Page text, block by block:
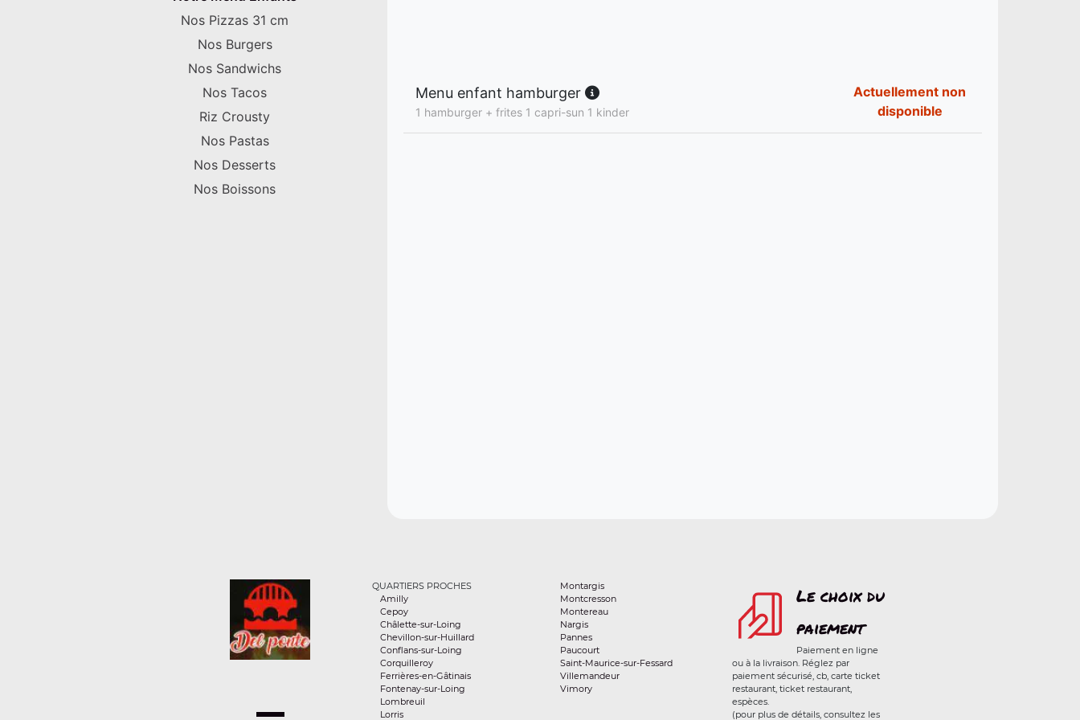
Nos Pizzas 31 cm
Nos Burgers
Nos Sandwichs
Nos Tacos
Riz Crousty
Nos Pastas
Nos Desserts
Nos Boissons
Menu enfant hamburger
1 hamburger + frites 1 capri-sun 1 kinder
Actuellement non
disponible
QUARTIERS PROCHES
Amilly
Cepoy
Châlette-sur-Loing
Chevillon-sur-Huillard
Conflans-sur-Loing
Corquilleroy
Ferrières-en-Gâtinais
Fontenay-sur-Loing
Lombreuil
Lorris
Montargis
Montcresson
Montereau
Nargis
Pannes
Paucourt
Saint-Maurice-sur-Fessard
Villemandeur
Vimory
Le choix du
paiement
Paiement en ligne
ou à la livraison. Réglez par
paiement sécurisé, cb, carte ticket
restaurant, ticket restaurant,
espèces.
(pour plus de détails, consultez les